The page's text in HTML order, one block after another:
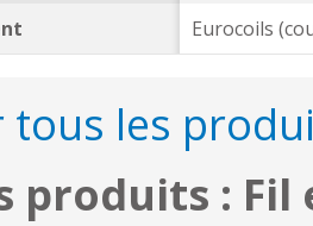
Eurocoils
tous les
produits :